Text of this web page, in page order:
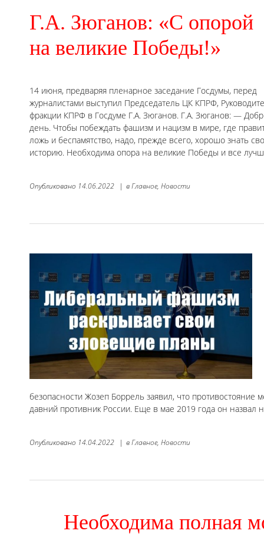
Г.А. Зюганов: «С опорой
на великие Победы!»
14 июня, предваряя пленарное заседание Госдумы, перед
журналистами выступил Председатель ЦК КПРФ,
фракции КПРФ в Госдуме Г.А. Зюганов. Г.А. Зюганов: —
день. Чтобы побеждать фашизм и нацизм в мире, где
ложь и беспамятство, надо, прежде всего, хорошо знать
историю. Необходима опора на великие Победы и все
Опубликовано 14.06.2022 | вГлавное, Новости
безопасности Жозеп Боррель заявил, что противостояние
давний противник России. Еще в мае 2019 года он
Опубликовано 14.04.2022 | вГлавное, Новости
Необходима полная